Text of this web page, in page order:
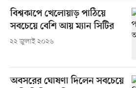
বিশ্বকাপে খেলোয়াড় পাঠিয়ে
সবচেয়ে বেশি আয় ম্যান সিটির
২২ জুলাই ২০২৬
অবসরের ঘোষণা দিলেন সবচেয়ে